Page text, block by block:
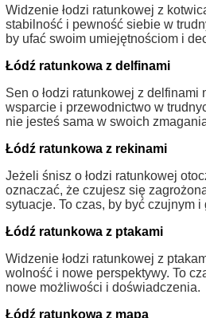
Widzenie łodzi ratunkowej z
stabilność i pewność siebie w
by ufać swoim umiejętnościom i
Łódź ratunkowa z delfinami
Sen o łodzi ratunkowej z delfinami
wsparcie i przewodnictwo w
nie jesteś sama w swoich
Łódź ratunkowa z rekinami
Jeżeli śnisz o łodzi ratunkowej
oznaczać, że czujesz się
sytuacje. To czas, by być czujnym
Łódź ratunkowa z ptakami
Widzenie łodzi ratunkowej z
wolność i nowe perspektywy. To
nowe możliwości i doświadczenia.
Łódź ratunkowa z mapą